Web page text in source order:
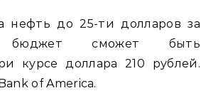
нефть до 25-ти долларов за
бюджет сможет быть
курсе доллара 210 рублей.
of America.